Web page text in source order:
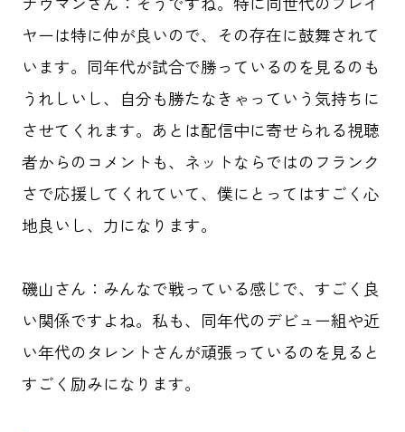
ヤーは特に仲が良いので、その存在に鼓舞されて
います。同年代が試合で勝っているのを見るのも
うれしいし、自分も勝たなきゃっていう気持ちに
させてくれます。あとは配信中に寄せられる視聴
者からのコメントも、ネットならではのフランク
さで応援してくれていて、僕にとってはすごく心
地良いし、力になります。
磯山さん：みんなで戦っている感じで、すごく良
い関係ですよね。私も、同年代のデビュー組や近
い年代のタレントさんが頑張っているのを見ると
すごく励みになります。